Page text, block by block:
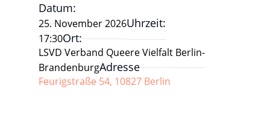
Datum:
25. November 2026Uhrzeit:
17:30Ort:
LSVD Verband Queere Vielfalt Berlin-
BrandenburgAdresse
Feurigstraße 54, 10827 Berlin